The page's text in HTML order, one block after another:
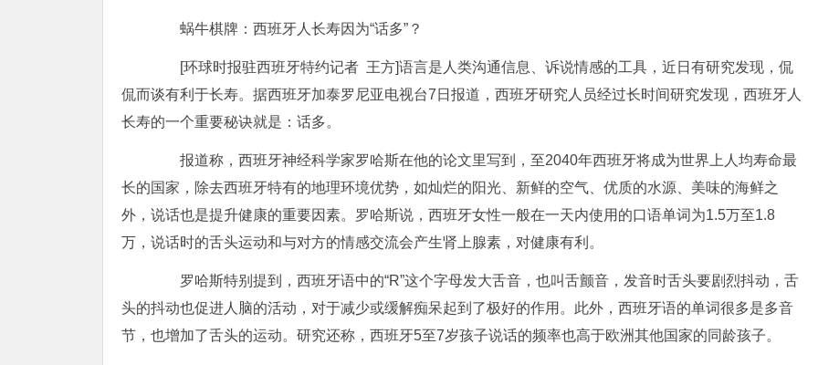
蜗牛棋牌：西班牙人长寿因为“话多”？
[环球时报驻西班牙特约记者 王方]语言是人类沟通信息、诉说情感的工具，近日有研究发现，侃
侃而谈有利于长寿。据西班牙加泰罗尼亚电视台7日报道，西班牙研究人员经过长时间研究发现，西班牙人
长寿的一个重要秘诀就是：话多。
报道称，西班牙神经科学家罗哈斯在他的论文里写到，至2040年西班牙将成为世界上人均寿命最
长的国家，除去西班牙特有的地理环境优势，如灿烂的阳光、新鲜的空气、优质的水源、美味的海鲜之
外，说话也是提升健康的重要因素。罗哈斯说，西班牙女性一般在一天内使用的口语单词为1.5万至1.8
万，说话时的舌头运动和与对方的情感交流会产生肾上腺素，对健康有利。
罗哈斯特别提到，西班牙语中的“R”这个字母发大舌音，也叫舌颤音，发音时舌头要剧烈抖动，舌
头的抖动也促进人脑的活动，对于减少或缓解痴呆起到了极好的作用。此外，西班牙语的单词很多是多音
节，也增加了舌头的运动。研究还称，西班牙5至7岁孩子说话的频率也高于欧洲其他国家的同龄孩子。